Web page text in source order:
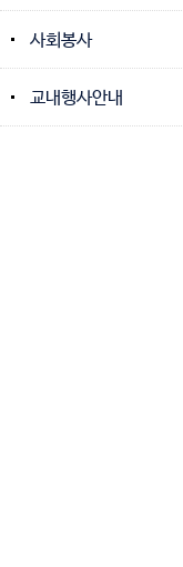
사회봉사
교내행사안내